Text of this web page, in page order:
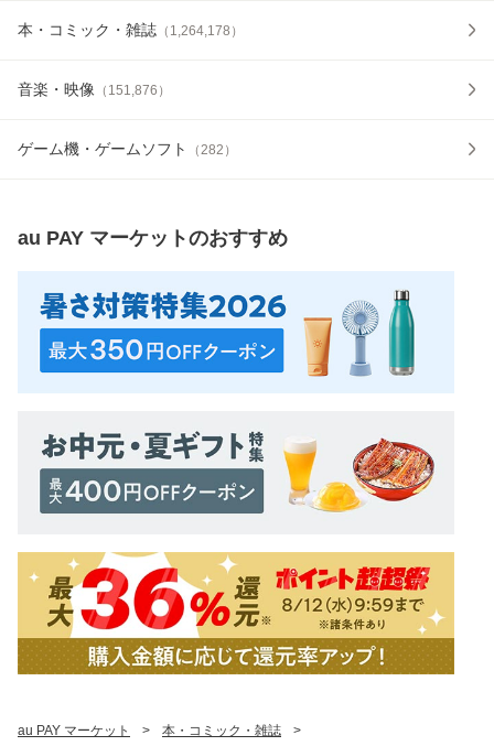
本・コミック・雑誌 （ 1,264,178 ）
音楽・映像 （ 151,876 ）
ゲーム機・ゲームソフト （282 ）
au PAY マーケットのおすすめ
au PAY マーケット > 本・コミック・雑誌
>